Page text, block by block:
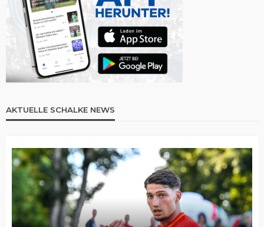
AKTUELLE SCHALKE NEWS